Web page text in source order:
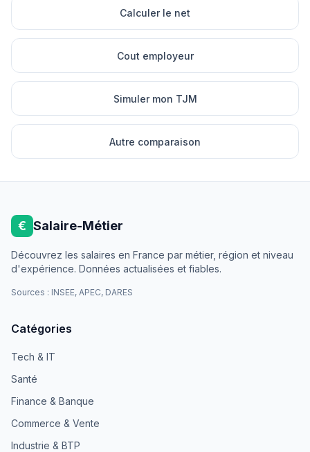
Calculer le net
Cout employeur
Simuler mon TJM
Autre comparaison
€ Salaire-Métier
Découvrez les salaires en France par métier, région et niveau
d'expérience. Données actualisées et fiables.
Sources : INSEE, APEC, DARES
Catégories
Tech & IT
Santé
Finance & Banque
Commerce & Vente
Industrie & BTP